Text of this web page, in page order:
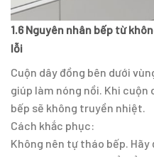
1.6 Nguyên nhân bếp từ
lỗi
Cuộn dây đồng bên dưới
giúp làm nóng nồi. Khi cuộn
bếp sẽ không truyền nhiệt.
Cách khắc phục:
Không nên tự tháo bếp.